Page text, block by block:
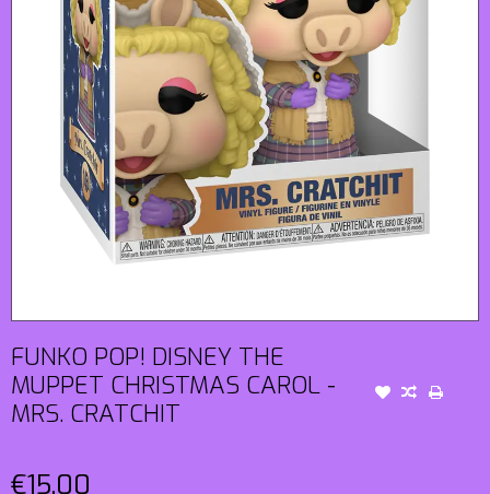
FUNKO POP! DISNEY THE
MUPPET CHRISTMAS CAROL -
MRS. CRATCHIT
€15,00